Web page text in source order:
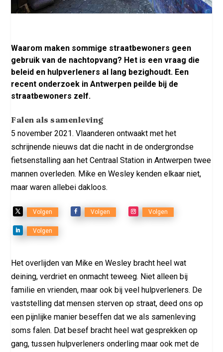
Waarom maken sommige straatbewoners geen
gebruik van de nachtopvang? Het is een vraag die
beleid en hulpverleners al lang bezighoudt. Een
recent onderzoek in Antwerpen peilde bij de
straatbewoners zelf.
Falen als samenleving
5 november 2021. Vlaanderen ontwaakt met het
schrijnende nieuws dat die nacht in de ondergrondse
fietsenstalling aan het Centraal Station in Antwerpen twee
mannen overleden. Mike en Wesley kenden elkaar niet,
maar waren allebei dakloos.
Volgen Volgen Volgen
Volgen
Het overlijden van Mike en Wesley bracht heel wat
deining, verdriet en onmacht teweeg. Niet alleen bij
familie en vrienden, maar ook bij veel hulpverleners. De
vaststelling dat mensen sterven op straat, deed ons op
een pijnlijke manier beseffen dat we als samenleving
soms falen. Dat besef bracht heel wat gesprekken op
gang, tussen hulpverleners onderling maar ook met de